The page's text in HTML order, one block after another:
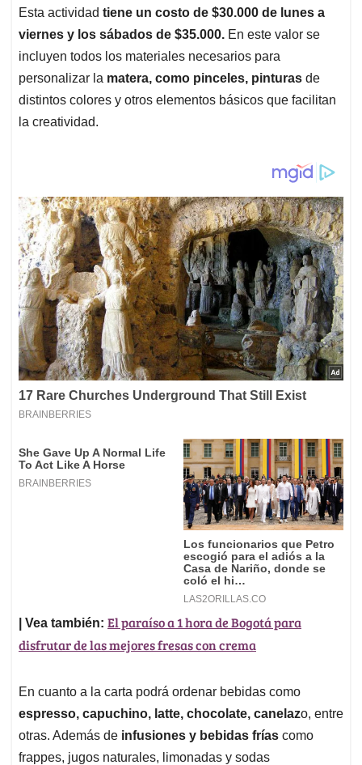
Esta actividad tiene un costo de $30.000 de lunes a
viernes y los sábados de $35.000. En este valor se
incluyen todos los materiales necesarios para
personalizar la matera, como pinceles, pinturas de
distintos colores y otros elementos básicos que facilitan
la creatividad.
| Vea también: El paraíso a 1 hora de Bogotá para
disfrutar de las mejores fresas con crema
En cuanto a la carta podrá ordenar bebidas como
espresso, capuchino, latte, chocolate, canelazo, entre
otras. Además de infusiones y bebidas frías como
frappes, jugos naturales, limonadas y sodas